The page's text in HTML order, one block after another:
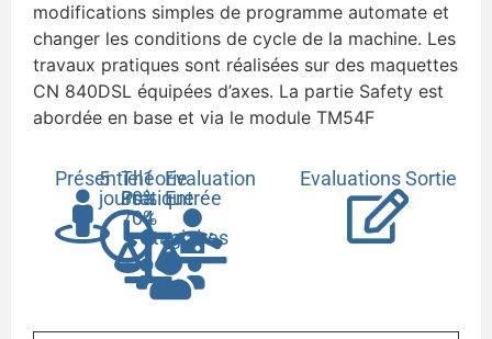
modifications simples de programme automate et
changer les conditions de cycle de la machine. Les
travaux pratiques sont réalisées sur des maquettes
CN 840DSL équipées d’axes. La partie Safety est
abordée en base et via le module TM54F
Présentiel
5
jours
Théorie
30%
Pratique
70%
1
à
4
stagiaires
Evaluation
Entrée
Evaluations Sortie